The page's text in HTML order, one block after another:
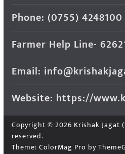
Phone: (0755) 4248100
Farmer Help Line-
Email:
Website: https://
Copyright © 2026 Krishak
reserved.
Theme: ColorMag Pro by